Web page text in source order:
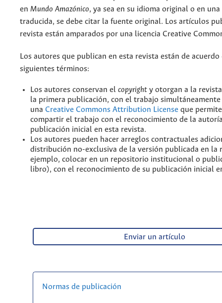
en Mundo Amazónico, ya sea en su idioma original o en
traducida, se debe citar la fuente original. Los artículos
revista están amparados por una licencia Creative
Los autores que publican en esta revista están de acuerdo
siguientes términos:
Los autores conservan el copyright y otorgan a la
la primera publicación, con el trabajo
una Creative Commons Attribution License que
compartir el trabajo con el reconocimiento de la
publicación inicial en esta revista.
Los autores pueden hacer arreglos contractuales
distribución no-exclusiva de la versión publicada en la
ejemplo, colocar en un repositorio institucional o
libro), con el reconocimiento de su publicación inicial
Enviar un artículo
Normas de publicación